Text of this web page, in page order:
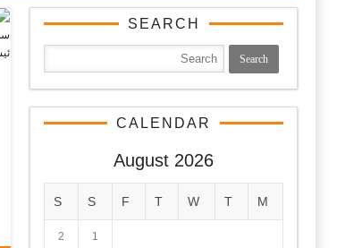
SEARCH
CALENDAR
August 2026
M
T
W
T
F
S
S
1
2